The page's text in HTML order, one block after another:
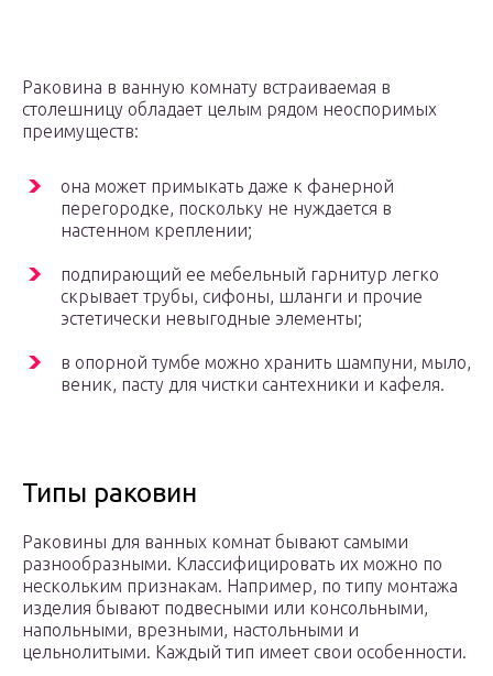
Раковина в ванную комнату встраиваемая в
столешницу обладает целым рядом неоспоримых
преимуществ:
она может примыкать даже к фанерной
перегородке, поскольку не нуждается в
настенном креплении;
подпирающий ее мебельный гарнитур легко
скрывает трубы, сифоны, шланги и прочие
эстетически невыгодные элементы;
в опорной тумбе можно хранить шампуни, мыло,
веник, пасту для чистки сантехники и кафеля.
Типы раковин
Раковины для ванных комнат бывают самыми
разнообразными. Классифицировать их можно по
нескольким признакам. Например, по типу монтажа
изделия бывают подвесными или консольными,
напольными, врезными, настольными и
цельнолитыми. Каждый тип имеет свои особенности.